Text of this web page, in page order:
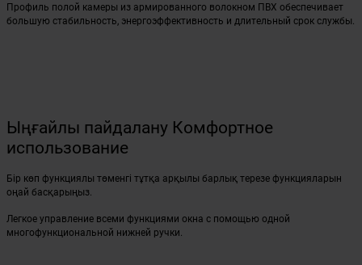
Профиль полой камеры из армированного волокном ПВХ обеспечивает
большую стабильность, энергоэффективность и длительный срок службы.
Ыңғайлы пайдалану Комфортное
использование
Бір көп функциялы төменгі тұтқа арқылы барлық терезе функцияларын
оңай басқарыңыз.
Легкое управление всеми функциями окна с помощью одной
многофункциональной нижней ручки.